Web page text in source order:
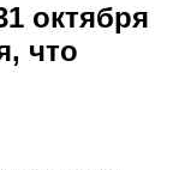
октября
что